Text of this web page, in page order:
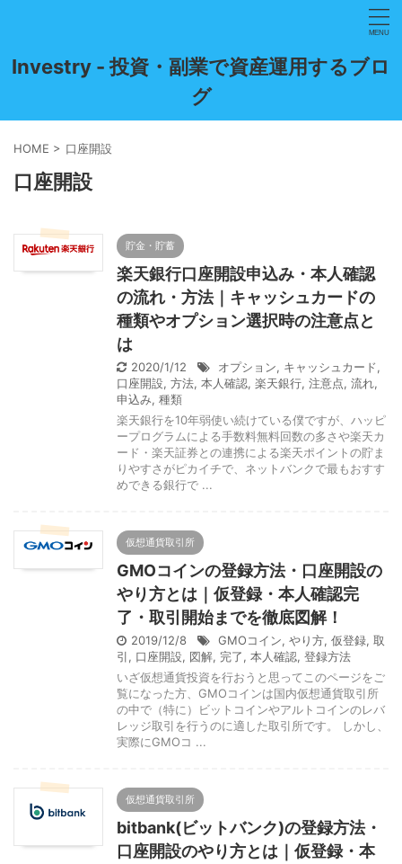
Investry - 投資・副業で資産運用するブロ
グ
HOME > 口座開設
口座開設
貯金・貯蓄
楽天銀行口座開設申込み・本人確認
の流れ・方法｜キャッシュカードの
種類やオプション選択時の注意点と
は
2020/1/12 オプション, キャッシュカード,
口座開設, 方法, 本人確認, 楽天銀行, 注意点, 流れ,
申込み, 種類
楽天銀行を10年弱使い続けている僕ですが、ハッピ
ープログラムによる手数料無料回数の多さや楽天カ
ード・楽天証券との連携による楽天ポイントの貯ま
りやすさがピカイチで、ネットバンクで最もおすす
めできる銀行で ...
仮想通貨取引所
GMOコインの登録方法・口座開設の
やり方とは｜仮登録・本人確認完
了・取引開始までを徹底図解！
2019/12/8 GMOコイン, やり方, 仮登録, 取
引, 口座開設, 図解, 完了, 本人確認, 登録方法
いざ仮想通貨投資を行おうと思ってこのページをご
覧になった方、GMOコインは国内仮想通貨取引所
の中で（特に）ビットコインやアルトコインのレバ
レッジ取引を行うのに適した取引所です。 しかし、
実際にGMOコ ...
仮想通貨取引所
bitbank(ビットバンク)の登録方法・
口座開設のやり方とは｜仮登録・本